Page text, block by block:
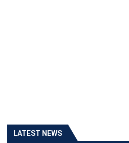
LATEST NEWS